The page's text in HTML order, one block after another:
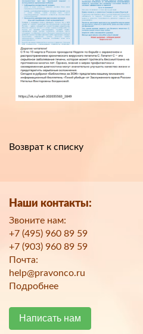
Возврат к списку
Наши контакты:
Звоните нам:
+7 (495) 960 89 59
+7 (903) 960 89 59
Почта:
help@pravonco.ru
Подробнее
Написать нам